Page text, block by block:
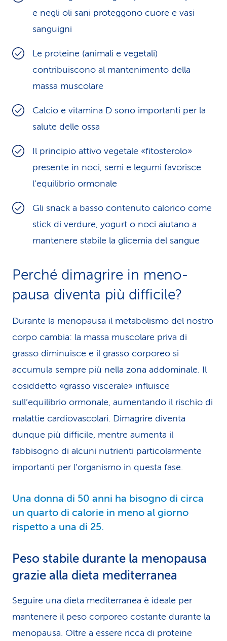
e negli oli sani proteggono cuore e vasi
sanguigni
Le proteine (animali e vegetali)
contribuiscono al mantenimento della
massa muscolare
Calcio e vitamina D sono importanti per la
salute delle ossa
Il principio attivo vegetale «fitosterolo»
presente in noci, semi e legumi favorisce
l’equilibrio ormonale
Gli snack a basso contenuto calorico come
stick di verdure, yogurt o noci aiutano a
mantenere stabile la glicemia del sangue
Perché dimagrire in meno­
pausa diventa più difficile?
Durante la menopausa il metabolismo del nostro
corpo cambia: la massa muscolare priva di
grasso diminuisce e il grasso corporeo si
accumula sempre più nella zona addominale. Il
cosiddetto «grasso viscerale» influisce
sull’equilibrio ormonale, aumen­tando il rischio di
malattie cardiovascolari. Dimagrire diventa
dunque più difficile, mentre aumenta il
fabbisogno di alcuni nutrienti particolarmente
importanti per l’organismo in questa fase.
Una donna di 50 anni ha bisogno di circa
un quarto di calorie in meno al giorno
rispetto a una di 25.
Peso stabile durante la menopausa
grazie alla dieta mediterranea
Seguire una dieta mediterranea è ideale per
mantenere il peso corporeo costante durante la
menopausa. Oltre a essere ricca di proteine